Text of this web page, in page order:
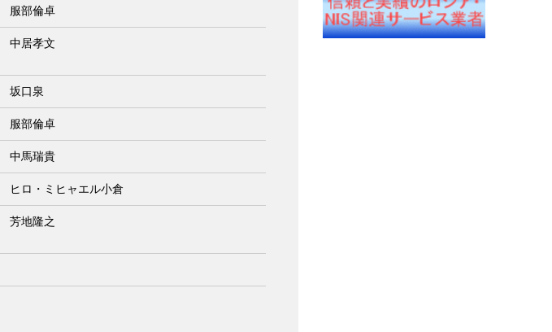
服部倫卓
中居孝文
坂口泉
服部倫卓
中馬瑞貴
ヒロ・ミヒャエル小倉
芳地隆之